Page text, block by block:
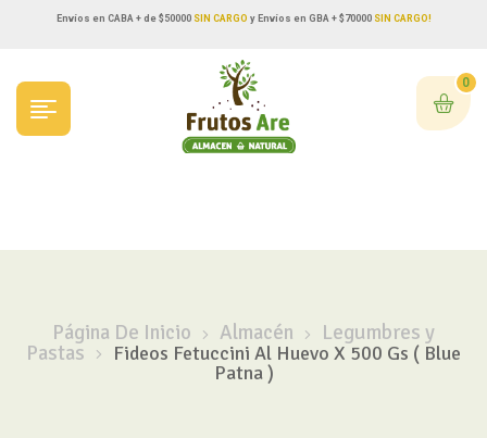
Envíos en CABA + de $50000SIN CARGO y Envíos en GBA + $70000 SIN CARGO!
0
Página De Inicio Almacén Legumbres y
Pastas
Fideos Fetuccini Al Huevo X 500 Gs ( Blue
Patna )